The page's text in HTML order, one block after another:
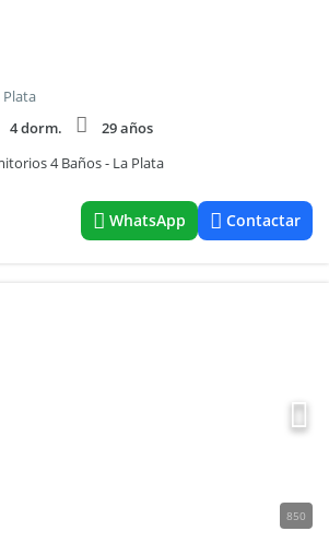
Plata
4 dorm.
29 años
4 Baños - La Plata
WhatsApp Contactar
850